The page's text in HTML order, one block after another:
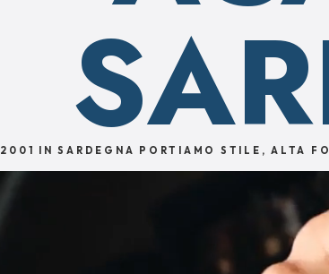
2001 IN SARDEGNA PORTIAMO STILE ,ALTA